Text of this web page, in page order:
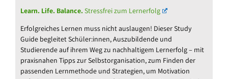
Learn. Life. Balance.Stressfrei zum Lernerfolg
Erfolgreiches Lernen muss nicht auslaugen! Dieser Study
Guide begleitet Schüler:innen, Auszubildende und
Studierende auf ihrem Weg zu nachhaltigem Lernerfolg – mit
praxisnahen Tipps zur Selbstorganisation, zum Finden der
passenden Lernmethode und Strategien, um Motivation